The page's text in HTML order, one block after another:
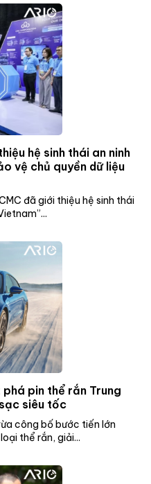
hệ sinh thái an ninh
vệ chủ quyền dữ liệu
đã giới thiệu hệ sinh thái
pin thể rắn Trung
siêu tốc
công bố bước tiến lớn
thể rắn, giải...